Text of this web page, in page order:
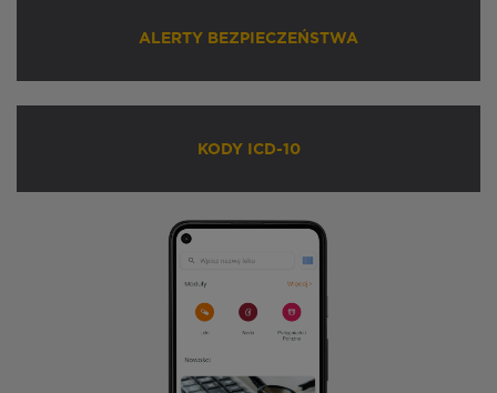
ALERTY BEZPIECZEŃSTWA
KODY ICD-10